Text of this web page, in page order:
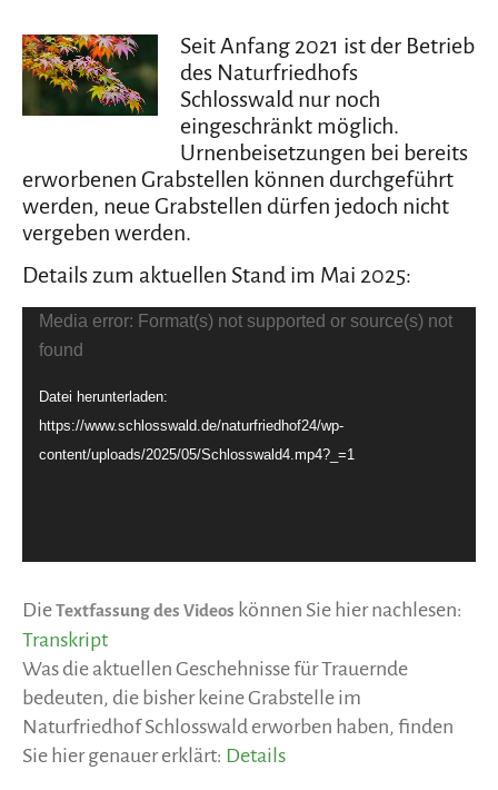
Seit Anfang 2021 ist der Betrieb
des Naturfriedhofs
Schlosswald nur noch
eingeschränkt möglich.
Urnenbeisetzungen bei bereits
erworbenen Grabstellen können durchgeführt
werden, neue Grabstellen dürfen jedoch nicht
vergeben werden.
Details zum aktuellen Stand im Mai 2025:
Video-
Player
Media error: Format(s) not supported or source(s) not
found
Datei herunterladen:
https://www.schlosswald.de/naturfriedhof24/wp-
content/uploads/2025/05/Schlosswald4.mp4?_=1
DieTextfassung des Videos können Sie hier nachlesen:
Transkript
Was die aktuellen Geschehnisse für Trauernde
bedeuten, die bisher keine Grabstelle im
Naturfriedhof Schlosswald erworben haben, finden
Sie hier genauer erklärt: Details